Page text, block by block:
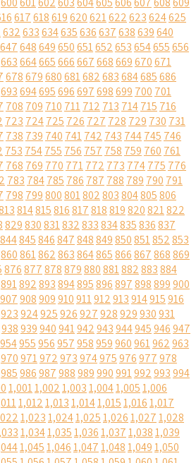
617618619620621622623624625
632633634635636637638639640
647648649650651652653654655656
663664665666667668669670671
678679680681682683684685686
693694695696697698699 700 701
708 709 710 711712 713 714715 716
723 724725 726 727 728 729 730 731
738 739 740 741742 743 744745 746
753 754755 756 757 758 759 760 761
768 769 770 771772 773 774775 776
783 784785 786 787 788 789 790 791
798 799800801802803804805806
814815816817818819820821822
829830831832833834835836837
844845846847848849850851852853
860861862863864865866867868869
876877878879880881882883884
891892893894895896897898899900
907908909910911912913914915916
923924925926927928929930931
938939940941942943944945946947
954955956957958959960961962963
970971972973974975976977978
985986987988989990991992993994
1,0011,0021,0031,0041,0051,006
1,0121,0131,0141,0151,0161,017
1,0231,0241,0251,0261,0271,028
1,0341,0351,0361,0371,0381,039
1,0451,0461,0471,0481,0491,050